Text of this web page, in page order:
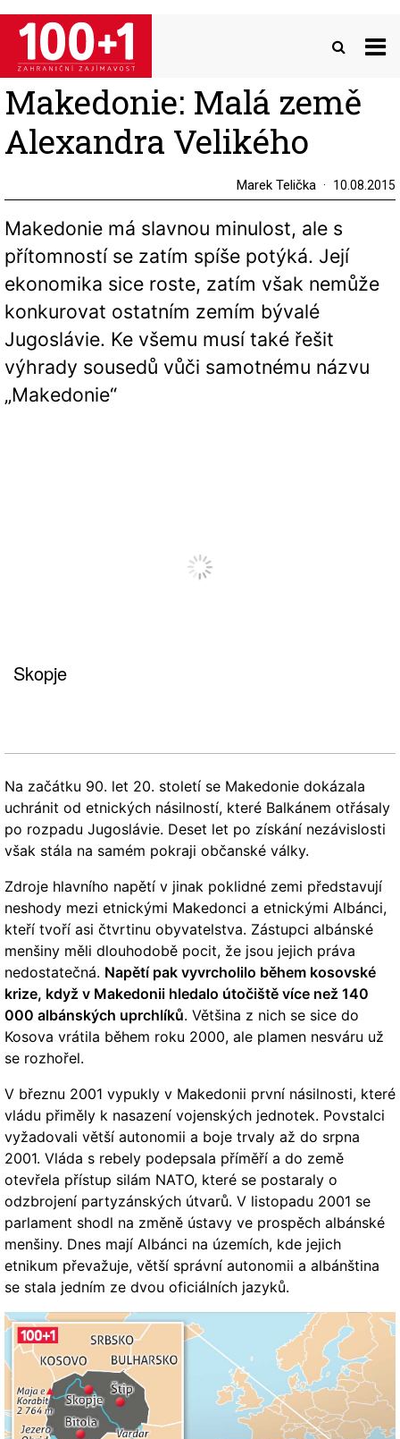
Přejít
hlavnímu
obsahu
Makedonie: Malá země
Alexandra Velikého
Marek Telička 10.08.2015
Makedonie má slavnou minulost, ale s
přítomností se zatím spíše potýká. Její
ekonomika sice roste, zatím však nemůže
konkurovat ostatním zemím bývalé
Jugoslávie. Ke všemu musí také řešit
výhrady sousedů vůči samotnému názvu
„Makedonie“
Skopje
Na začátku 90. let 20. století se Makedonie dokázala
uchránit od etnických násilností, které Balkánem otřásaly
po rozpadu Jugoslávie. Deset let po získání nezávislosti
však stála na samém pokraji občanské války.
Zdroje hlavního napětí v jinak poklidné zemi představují
neshody mezi etnickými Makedonci a etnickými Albánci,
kteří tvoří asi čtvrtinu obyvatelstva. Zástupci albánské
menšiny měli dlouhodobě pocit, že jsou jejich práva
nedostatečná. Napětí pak vyvrcholilo během kosovské
krize, když v Makedonii hledalo útočiště více než 140
000 albánských uprchlíků. Většina z nich se sice do
Kosova vrátila během roku 2000, ale plamen nesváru už
se rozhořel.
V březnu 2001 vypukly v Makedonii první násilnosti, které
vládu přiměly k nasazení vojenských jednotek. Povstalci
vyžadovali větší autonomii a boje trvaly až do srpna
2001. Vláda s rebely podepsala příměří a do země
otevřela přístup silám NATO, které se postaraly o
odzbrojení partyzánských útvarů. V listopadu 2001 se
parlament shodl na změně ústavy ve prospěch albánské
menšiny. Dnes mají Albánci na územích, kde jejich
etnikum převažuje, větší správní autonomii a albánština
se stala jedním ze dvou oficiálních jazyků.